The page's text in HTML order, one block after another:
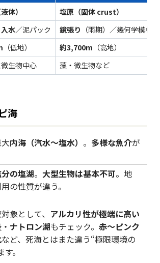
体）
塩原（固体 crust）
水／泥パック 鏡張り （雨期）／幾何学模様
（低地） 約3,700m （高地）
生物中心 藻・微生物など
海
大内海（汽水〜塩水） 。 多様な魚介が
の塩湖。 大型生物は基本不可。地
の性質が違う。
象として、 アルカリ性が極端に高い
ナトロン湖もチェック。 赤～ピンク
など、死海とはまた違う“極限環境の
。